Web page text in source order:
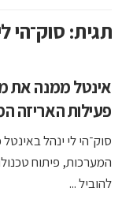
תגית: סוק־הי
פעילות האריזה
סוק־הי לי ינהל
המערכות, פיתוח
להוביל ...